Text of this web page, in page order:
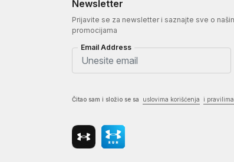
Newsletter
Prijavite se za newsletter i saznajte sve o
promocijama
Email Address
Čitao sam i složio se sa uslovima korišćenja i